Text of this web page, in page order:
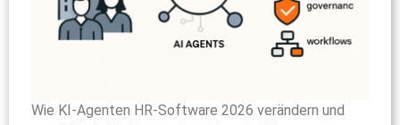
Wie KI-Agenten HR-Software 2026 verändern und